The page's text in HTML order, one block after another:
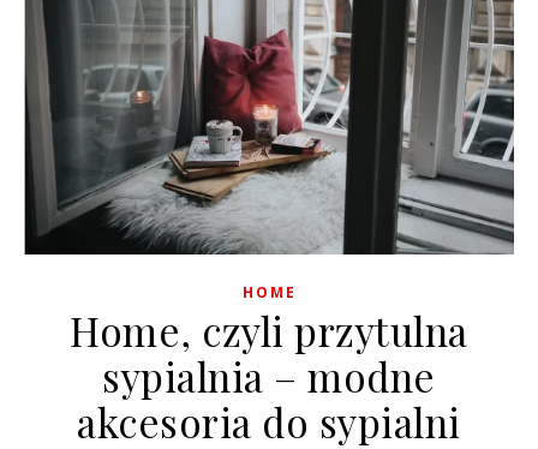
HOME
Home, czyli przytulna
sypialnia – modne
akcesoria do sypialni